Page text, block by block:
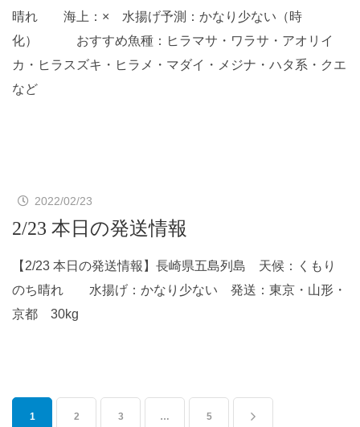
晴れ 海上：× 水揚げ予測：かなり少ない（時
化） おすすめ魚種：ヒラマサ・ワラサ・アオリイ
カ・ヒラスズキ・ヒラメ・マダイ・メジナ・ハタ系・クエ
など
2022/02/23
2/23 本日の発送情報
【2/23 本日の発送情報】長崎県五島列島 天候：くもり
のち晴れ 水揚げ：かなり少ない 発送：東京・山形・
京都 30kg
1 2 3 … 5